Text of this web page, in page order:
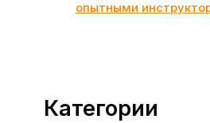
опытными
Категории